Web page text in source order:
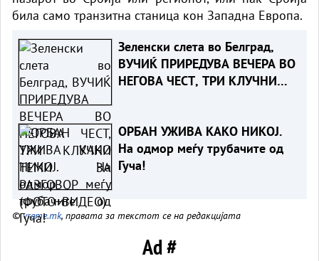
била само транзитна станица кон Западна Европа.
Зеленски слета во Белград,
ВУЧИЌ ПРИРЕДУВА ВЕЧЕРА ВО
НЕГОВА ЧЕСТ, ТРИ КЛУЧНИ
ОРБАН УЖИВА КАКО НИКОЈ.
На одмор меѓу трубачите од
Гуча!
©vreme.mk, правата за текстот се на редакцијата
Ad #